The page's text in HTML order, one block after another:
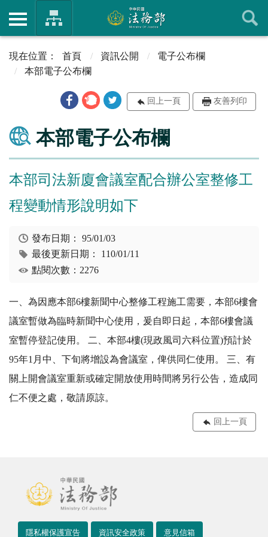
首頁 資訊公開
電子公布欄
本部電子公布欄
回上一頁 友善列印
本部電子公布欄
本部司法新廈會議室配合辦公室整修工
程變動情形說明如下
發布日期：95/01/03
最後更新日期： 110/01/11
點閱次數：2276
一、為因應本部6樓新聞中心整修工程施工需要，本部6樓會
議室暫做為臨時新聞中心使用，爰自即日起，本部6樓會議
室暫停登記使用。 二、本部4樓(現政風司六科位置)預計於
95年1月中、下旬將增設為會議室，俾供同仁使用。 三、有
關上開會議室重新或確定開放使用時間將另行公告，造成同
仁不便之處，敬請原諒。
回上一頁
隱私權保護宣告 資訊安全政策 意見信箱